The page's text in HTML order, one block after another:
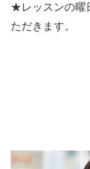
★レッスンの曜
ただきます。